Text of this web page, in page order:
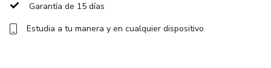
Garantía de 15 días
Estudia a tu manera y en cualquier dispositivo